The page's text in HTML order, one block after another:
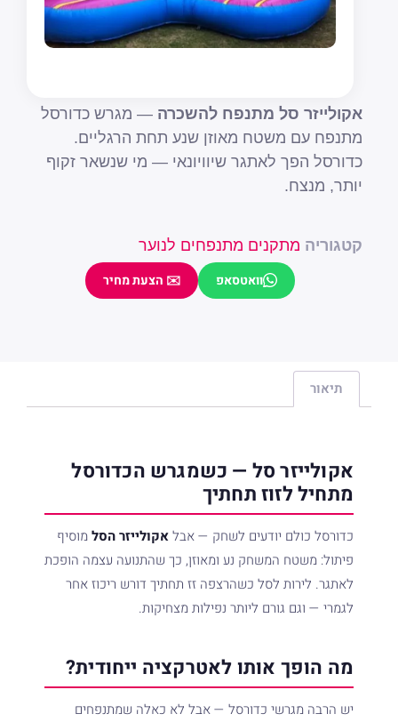
אקולייזר סל מתנפח להשכרה — מגרש כדורסל
מתנפח עם משטח מאוזן שנע תחת הרגליים.
כדורסל הפך לאתגר שיוויונאי — מי שנשאר זקוף
יותר, מנצח.
קטגוריה מתקנים מתנפחים לנוער
וואטסאפ ✉️ הצעת מחיר
טלפון
תיאור
אקולייזר סל — כשמגרש הכדורסל
מתחיל לזוז תחתיך
כדורסל כולם יודעים לשחק — אבלאקולייזר הסלמוסיף
פיתול: משטח המשחק נע ומאוזן, כך שהתנועה עצמה הופכת
לאתגר. לירות לסל כשהרצפה זז תחתיך דורש ריכוז אחר
לגמרי — וגם גורם ליותר נפילות מצחיקות.
מה הופך אותו לאטרקציה ייחודית?
יש הרבה מגרשי כדורסל — אבל לא כאלה שמתנפחים